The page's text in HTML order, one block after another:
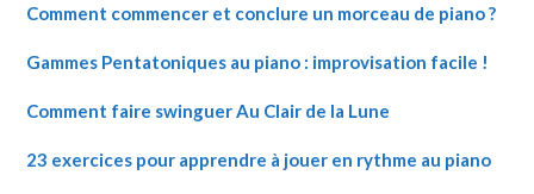
Comment commencer et conclure un morceau de piano ?
Gammes Pentatoniques au piano : improvisation facile !
Comment faire swinguer Au Clair de la Lune
23 exercices pour apprendre à jouer en rythme au piano